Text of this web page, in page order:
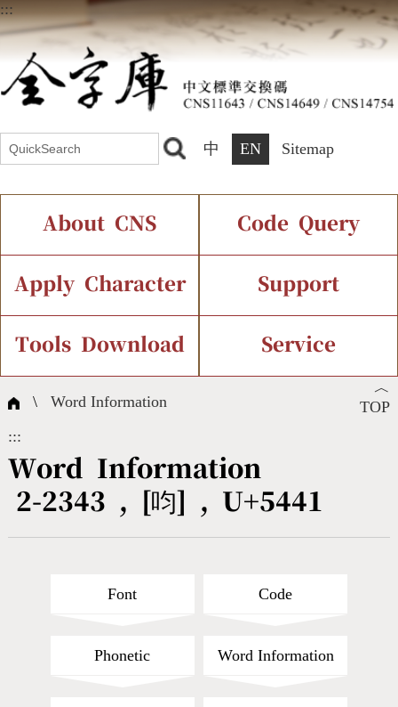
:::
中 EN Sitemap
About CNS
Introduction Current Status
Chinese Code Status
Terms
International Org.
Code Query
IDS Query
Components Query
Composite Query
Bopomofo Query
Cang-Jie Query
Apply Character
Application Process
Support
Font Instant Display
Character Creation
CNS Authorization
Tools Download
Character Create Tools
Fonts Download
Service
FAQ
Satisfaction Survey
︿
TOP
\Word Information
:::
Word Information
2-2343 , [呁] , U+5441
Font Code
Phonetic Word Information